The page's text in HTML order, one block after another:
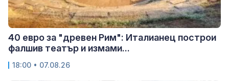
40 евро за "древен Рим": Италианец построи
фалшив театър и измами...
18:00 • 07.08.26